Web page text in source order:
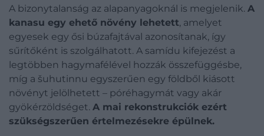
A bizonytalanság az alapanyagoknál is megjelenik. A
kanasu egy ehető növény lehetett, amelyet
egyesek egy ősi búzafajtával azonosítanak, így
sűrítőként is szolgálhatott. A samídu kifejezést a
legtöbben hagymafélével hozzák összefüggésbe,
míg a šuhutinnu egyszerűen egy földből kiásott
növényt jelölhetett – póréhagymát vagy akár
gyökérzöldséget. A mai rekonstrukciók ezért
szükségszerűen értelmezésekre épülnek.